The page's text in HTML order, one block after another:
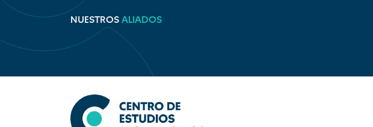
NUESTROS ALIADOS